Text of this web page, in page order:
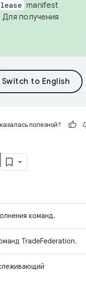
manifest
получения
полезной?
команд.
TradeFederation.